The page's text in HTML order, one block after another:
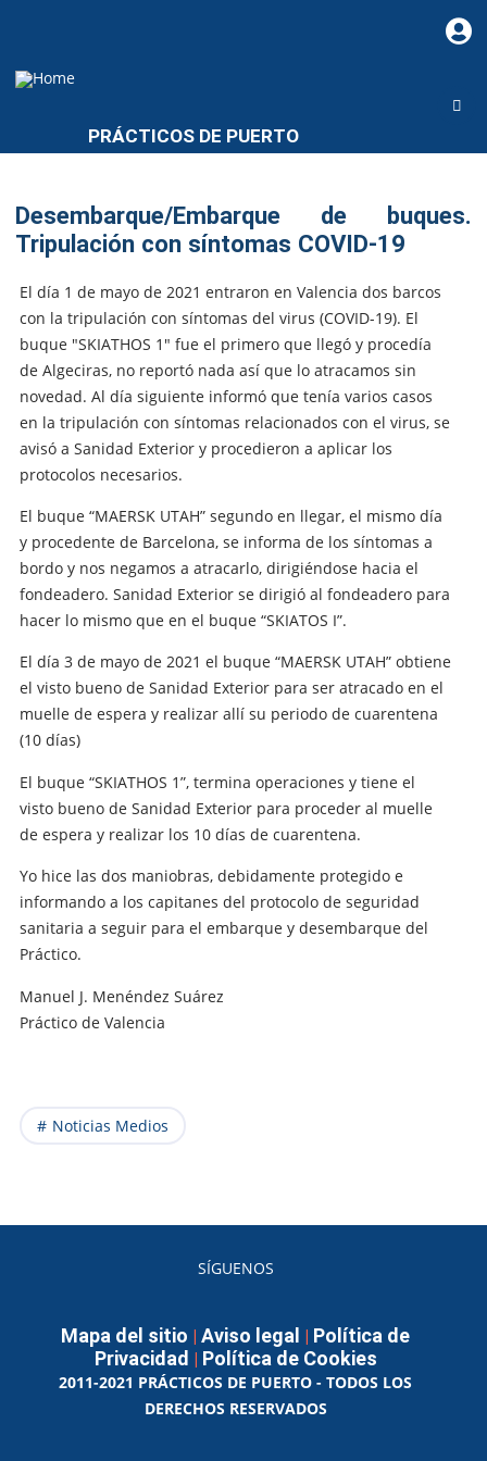
PRÁCTICOS DE PUERTO
Desembarque/Embarque de buques.
Tripulación con síntomas COVID-19
El día 1 de mayo de 2021 entraron en Valencia dos barcos
con la tripulación con síntomas del virus (COVID-19). El
buque "SKIATHOS 1" fue el primero que llegó y procedía
de Algeciras, no reportó nada así que lo atracamos sin
novedad. Al día siguiente informó que tenía varios casos
en la tripulación con síntomas relacionados con el virus, se
avisó a Sanidad Exterior y procedieron a aplicar los
protocolos necesarios.
El buque “MAERSK UTAH” segundo en llegar, el mismo día
y procedente de Barcelona, se informa de los síntomas a
bordo y nos negamos a atracarlo, dirigiéndose hacia el
fondeadero. Sanidad Exterior se dirigió al fondeadero para
hacer lo mismo que en el buque “SKIATOS I”.
El día 3 de mayo de 2021 el buque “MAERSK UTAH” obtiene
el visto bueno de Sanidad Exterior para ser atracado en el
muelle de espera y realizar allí su periodo de cuarentena
(10 días)
El buque “SKIATHOS 1”, termina operaciones y tiene el
visto bueno de Sanidad Exterior para proceder al muelle
de espera y realizar los 10 días de cuarentena.
Yo hice las dos maniobras, debidamente protegido e
informando a los capitanes del protocolo de seguridad
sanitaria a seguir para el embarque y desembarque del
Práctico.
Manuel J. Menéndez Suárez
Práctico de Valencia
Noticias Medios
SÍGUENOS
Mapa del sitio |Aviso legal | Política de
Privacidad | Política de Cookies
2011-2021 PRÁCTICOS DE PUERTO - TODOS LOS
DERECHOS RESERVADOS